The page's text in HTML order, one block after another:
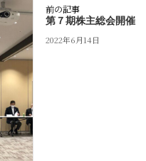
前の記事
第７期株主総会開催
2022年6月14日